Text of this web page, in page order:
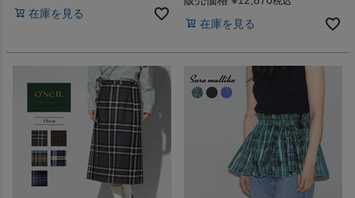
インフィット INFIT
サックス SAXX
オン On
在庫を見る
在庫を見る